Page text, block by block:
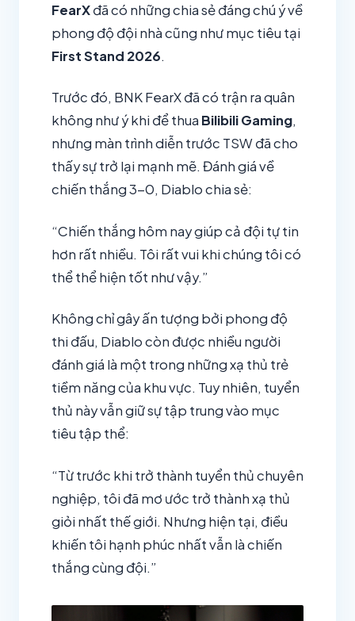
FearXđã có những chia sẻ đáng chú ý về
phong độ đội nhà cũng như mục tiêu tại
First Stand 2026.
Trước đó, BNK FearX đã có trận ra quân
không như ý khi để thua Bilibili Gaming,
nhưng màn trình diễn trước TSW đã cho
thấy sự trở lại mạnh mẽ. Đánh giá về
chiến thắng 3-0, Diablo chia sẻ:
“Chiến thắng hôm nay giúp cả đội tự tin
hơn rất nhiều. Tôi rất vui khi chúng tôi có
thể thể hiện tốt như vậy.”
Không chỉ gây ấn tượng bởi phong độ
thi đấu, Diablo còn được nhiều người
đánh giá là một trong những xạ thủ trẻ
tiềm năng của khu vực. Tuy nhiên, tuyển
thủ này vẫn giữ sự tập trung vào mục
tiêu tập thể:
“Từ trước khi trở thành tuyển thủ chuyên
nghiệp, tôi đã mơ ước trở thành xạ thủ
giỏi nhất thế giới. Nhưng hiện tại, điều
khiến tôi hạnh phúc nhất vẫn là chiến
thắng cùng đội.”